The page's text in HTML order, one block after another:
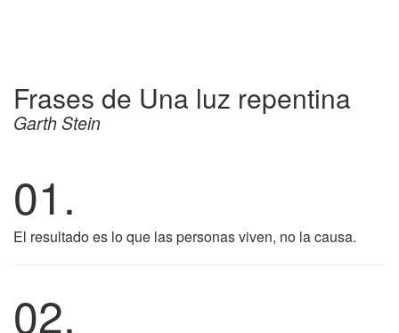
Frases de Una luz repentina
Garth Stein
01.
El resultado es lo que las personas viven, no la causa.
02.